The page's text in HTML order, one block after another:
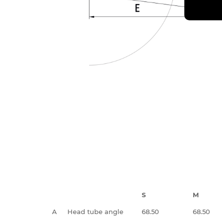
S M
A Head tube angle 68.50 68.50